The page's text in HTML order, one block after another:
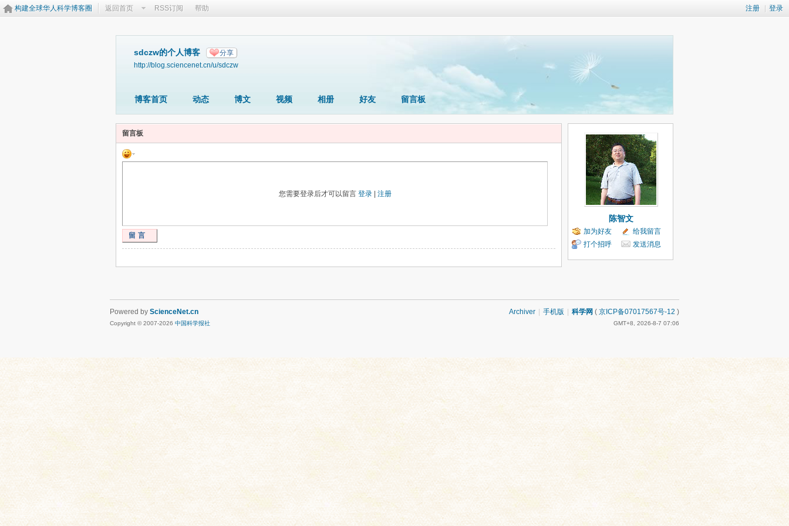
注册 登录
构建全球华人科学博客圈 返回首页 RSS订阅 帮助
sdczw的个人博客 分享
http://blog.sciencenet.cn/u/sdczw
博客首页 动态 博文 视频 相册 好友 留言板
留言板
您需要登录后才可以留言 登录| 注册
留言
陈智文
加为好友
给我留言
打个招呼
发送消息
Archiver 手机版 科学网 ( 京ICP备07017567号-12 )
GMT+8, 2026-8-7 07:06
Powered by ScienceNet.cn
Copyright © 2007-2026 中国科学报社